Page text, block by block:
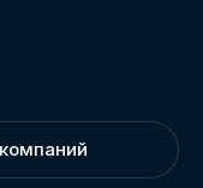
На неё мы вышлем